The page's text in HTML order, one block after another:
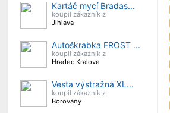
Kartáč mycí Bradas...
koupil zákazník z
Jihlava
Autoškrabka FROST ...
koupil zákazník z
Hradec Kralove
Vesta výstražná XL...
koupil zákazník z
Borovany